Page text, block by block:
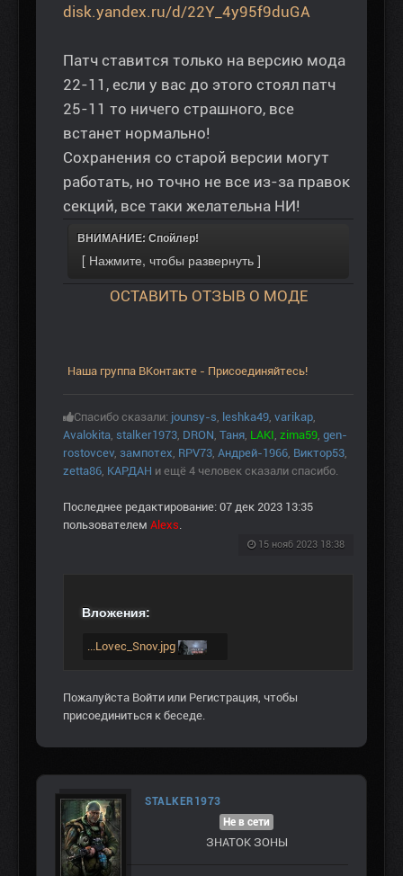
disk.yandex.ru/d/22Y_4y95f9duGA
Патч ставится только на версию мода
22-11, если у вас до этого стоял патч
25-11 то ничего страшного, все
встанет нормально!
Сохранения со старой версии могут
работать, но точно не все из-за правок
секций, все таки желательна НИ!
ВНИМАНИЕ: Спойлер!
ОСТАВИТЬ ОТЗЫВ О МОДЕ
Наша группа ВКонтакте - Присоединяйтесь!
Спасибо сказали: jounsy-s, leshka49, varikap,
Avalokita, stalker1973, DRON, Таня, LAKI, zima59, gen-
rostovcev, зампотех, RPV73, Андрей-1966, Виктор53,
zetta86, КАРДАН и ещё 4 человек сказали спасибо.
Последнее редактирование: 07 дек 2023 13:35
пользователем Alexs.
15 нояб 2023 18:38
Вложения:
...Lovec_Snov.jpg
Пожалуйста Войти или Регистрация, чтобы
присоединиться к беседе.
STALKER1973
Не в сети
ЗНАТОК ЗОНЫ